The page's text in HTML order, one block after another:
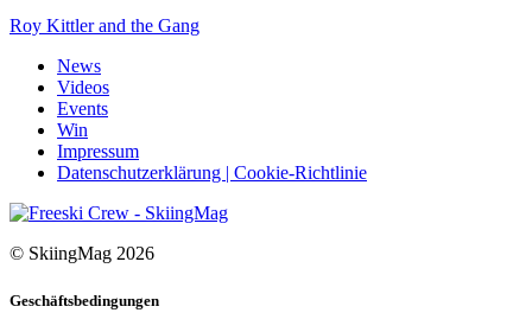
Roy Kittler and the Gang
News
Videos
Events
Win
Impressum
Datenschutzerklärung | Cookie-Richtlinie
© SkiingMag 2026
Geschäftsbedingungen